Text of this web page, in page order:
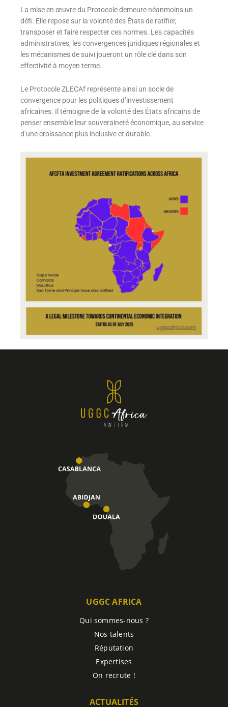
La mise en œuvre du Protocole demeure néanmoins un
défi. Elle repose sur la volonté des États de ratifier,
transposer et faire respecter ces normes. Les capacités
administratives, les convergences juridiques régionales et
les mécanismes de suivi joueront un rôle clé dans son
effectivité à moyen terme.
Le Protocole ZLECAf représente ainsi un socle de
convergence pour les politiques d’investissement
africaines. Il témoigne de la volonté des États africains de
penser ensemble leur souveraineté économique, au service
d’une croissance plus inclusive et durable.
UGGC AFRICA
Qui sommes-nous ?
Nos talents
Réputation
Expertises
On recrute !
ACTUALITÉS